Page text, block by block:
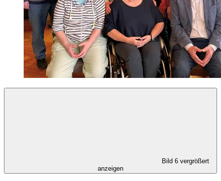
Bild 6 vergrößert
anzeigen